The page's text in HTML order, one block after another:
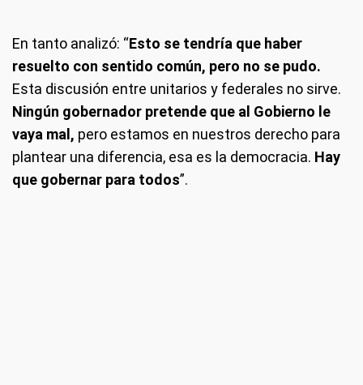
En tanto analizó: “Esto se tendría que haber
resuelto con sentido común, pero no se pudo.
Esta discusión entre unitarios y federales no sirve.
Ningún gobernador pretende que al Gobierno le
vaya mal, pero estamos en nuestros derecho para
plantear una diferencia, esa es la democracia. Hay
que gobernar para todos”.